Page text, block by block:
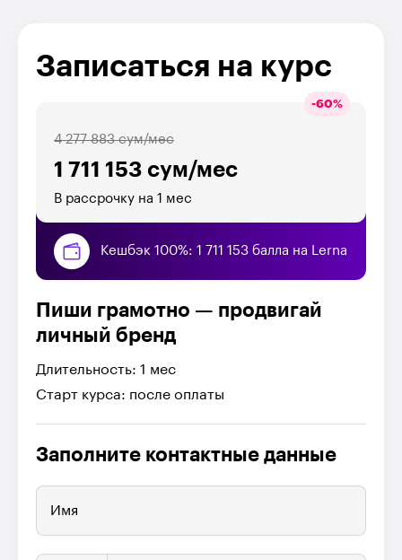
Записаться на курс
-60%
1 711 153 сум/мес
4 277 883 сум/мес
В рассрочку на 1 мес
Кешбэк 100%: 1 711 153 балла на Lerna
Пиши грамотно — продвигай
личный бренд
Длительность: 1 мес
Старт курса: после оплаты
Заполните контактные данные
Имя